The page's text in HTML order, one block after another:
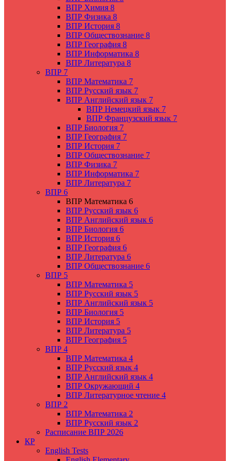
ВПР Химия 8
ВПР Физика 8
ВПР История 8
ВПР Обществознание 8
ВПР География 8
ВПР Информатика 8
ВПР Литература 8
ВПР 7
ВПР Математика 7
ВПР Русский язык 7
ВПР Английский язык 7
ВПР Немецкий язык 7
ВПР Французский язык 7
ВПР Биология 7
ВПР География 7
ВПР История 7
ВПР Обществознание 7
ВПР Физика 7
ВПР Информатика 7
ВПР Литература 7
ВПР 6
ВПР Математика 6
ВПР Русский язык 6
ВПР Английский язык 6
ВПР Биология 6
ВПР История 6
ВПР География 6
ВПР Литература 6
ВПР Обществознание 6
ВПР 5
ВПР Математика 5
ВПР Русский язык 5
ВПР Английский язык 5
ВПР Биология 5
ВПР История 5
ВПР Литература 5
ВПР География 5
ВПР 4
ВПР Математика 4
ВПР Русский язык 4
ВПР Английский язык 4
ВПР Окружающий 4
ВПР Литературное чтение 4
ВПР 2
ВПР Математика 2
ВПР Русский язык 2
Расписание ВПР 2026
КР
English Tests